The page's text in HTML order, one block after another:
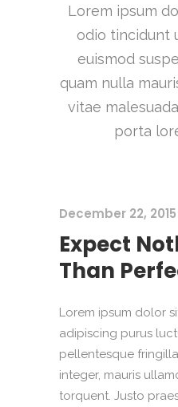
Lorem ipsum
odio tincidunt
euismod
quam nulla
vitae
porta
December 22, 2015
Expect
Than
Lorem ipsum dolor
adipiscing purus
pellentesque
integer, mauris
torquent. Justo